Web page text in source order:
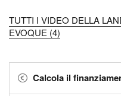
TUTTI I VIDEO DELLA
EVOQUE (4)
Calcola il